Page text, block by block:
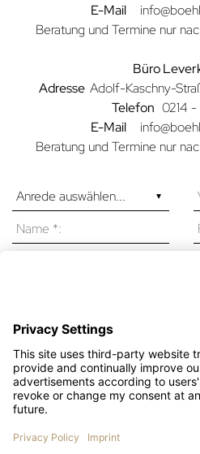
E-Mail
Beratung und Termine nur
Büro
Adresse Adolf-Kaschny-
Telefon 0214
E-Mail
Beratung und Termine nur
Ich bin mit den